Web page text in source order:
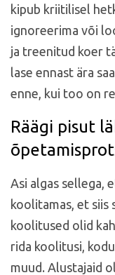
kipub kriitilisel
ignoreerima või
ja treenitud koer
lase ennast ära
enne, kui too on
Räägi pisut
Asi algas sellega,
koolitamas, et siis
koolitused olid
rida koolitusi,
muud. Alustajaid